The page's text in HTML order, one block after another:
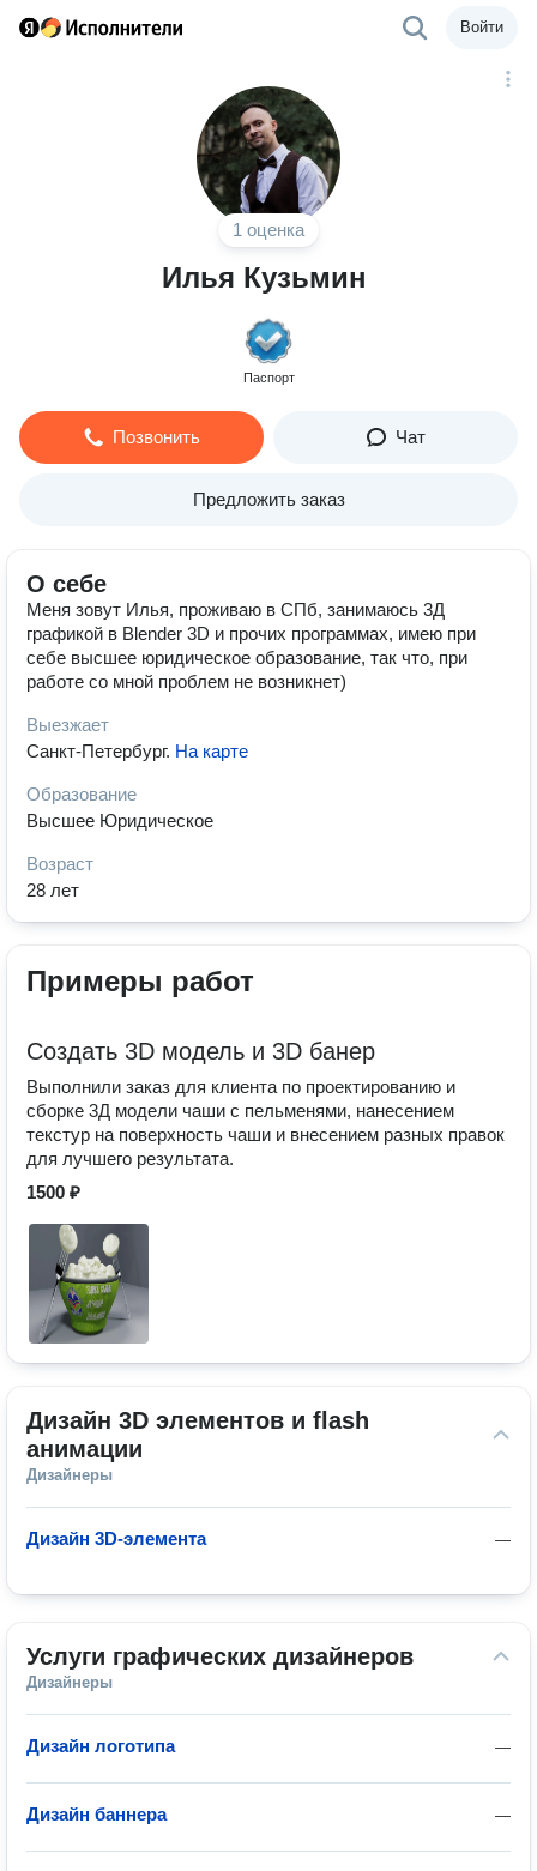
Войти
1 оценка
Илья Кузьмин
Паспорт
Позвонить Чат
Предложить заказ
О себе
Меня зовут Илья, проживаю в СПб, занимаюсь 3Д
графикой в Blender 3D и прочих программах, имею при
себе высшее юридическое образование, так что, при
работе со мной проблем не возникнет)
Выезжает
Санкт-Петербург. На карте
Образование
Высшее Юридическое
Возраст
28 лет
Примеры работ
Создать 3D модель и 3D банер
Выполнили заказ для клиента по проектированию и
сборке 3Д модели чаши с пельменями, нанесением
текстур на поверхность чаши и внесением разных правок
для лучшего результата.
1500 ₽
Дизайн 3D элементов и flash
анимации
Дизайнеры
—
Дизайн 3D-элемента
Услуги графических дизайнеров
Дизайнеры
—
Дизайн логотипа
—
Дизайн баннера